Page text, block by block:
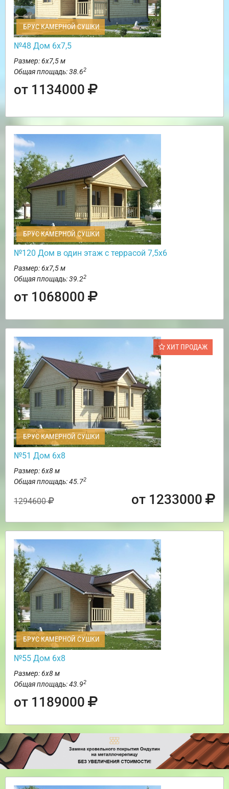
БРУС КАМЕРНОЙ СУШКИ
№48 Дом 6х7,5
Размер: 6х7,5 м
Общая площадь: 38.62
от 1134000
БРУС КАМЕРНОЙ СУШКИ
№120 Дом в один этаж с террасой 7,5х6
Размер: 6х7,5 м
Общая площадь: 39.22
от 1068000
ХИТ ПРОДАЖ
БРУС КАМЕРНОЙ СУШКИ
№51 Дом 6х8
Размер: 6х8 м
Общая площадь: 45.72
1294600 от 1233000
БРУС КАМЕРНОЙ СУШКИ
№55 Дом 6х8
Размер: 6х8 м
Общая площадь: 43.92
от 1189000